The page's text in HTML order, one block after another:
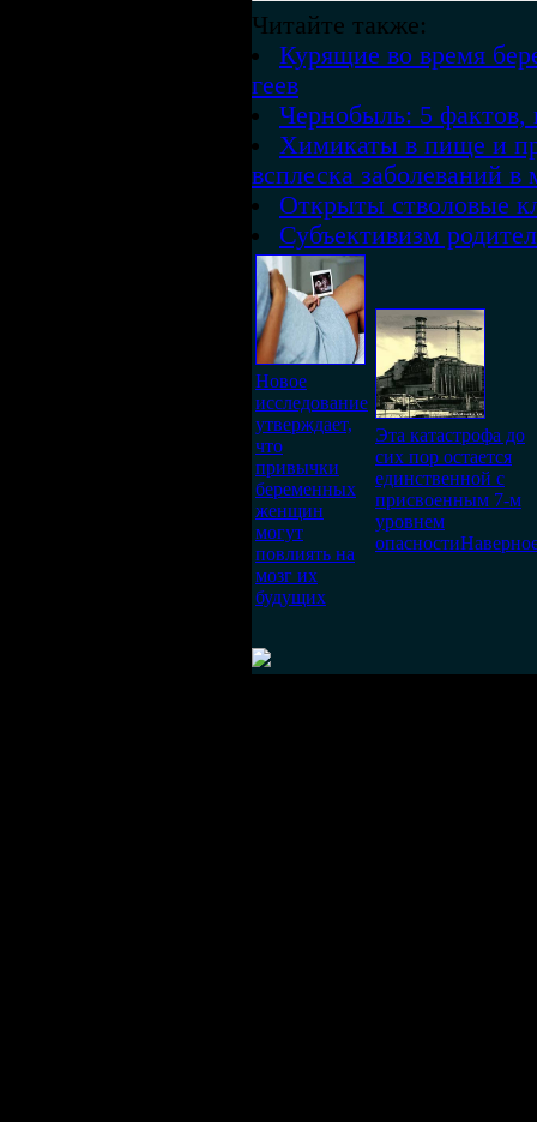
Читайте также:
Курящие во время
геев
Чернобыль: 5 фактов,
Химикаты в пище и
всплеска заболеваний в
Открыты стволовые
Субъективизм
Новое
исследование
утверждает,
что
привычки
беременных
женщин
могут
повлиять на
мозг их
будущих
Эта катастрофа до
сих пор остается
единственной с
присвоенным 7-м
уровнем